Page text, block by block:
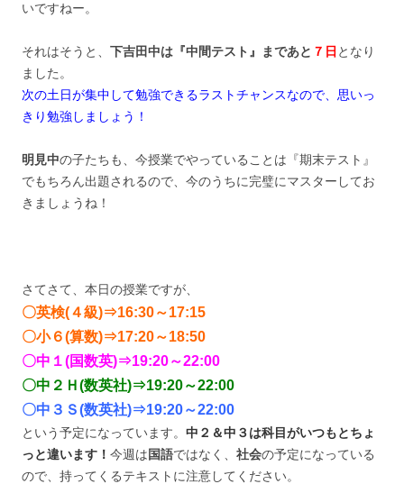
いですねー。
それはそうと、 下吉田中は『中間テスト』まであと ７日 となり
ました。
次の土日が集中して勉強できるラストチャンスなので、思いっ
きり勉強しましょう！
明見中の子たちも、今授業でやっていることは『期末テスト』
でもちろん出題されるので、今のうちに完璧にマスターしてお
きましょうね！
さてさて、本日の授業ですが、
〇英検(４級)⇒16:30～17:15
〇小６(算数)⇒17:20～18:50
〇中１(国数英)⇒19:20～22:00
〇中２Ｈ(数英社)⇒19:20～22:00
〇中３Ｓ(数英社)⇒19:20～22:00
という予定になっています。 中２＆中３は科目がいつもとちょ
っと違います！ 今週は国語ではなく、 社会の予定になっている
ので、持ってくるテキストに注意してください。